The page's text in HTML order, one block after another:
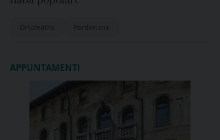
Ortoteatro Pordenone
APPUNTAMENTI